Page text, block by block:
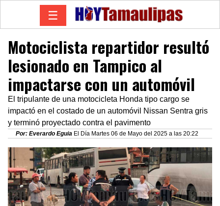
☰
Motociclista repartidor resultó
lesionado en Tampico al
impactarse con un automóvil
El tripulante de una motocicleta Honda tipo cargo se
impactó en el costado de un automóvil Nissan Sentra gris
y terminó proyectado contra el pavimento
Por: Everardo Eguia El Día Martes 06 de Mayo del 2025 a las 20:22